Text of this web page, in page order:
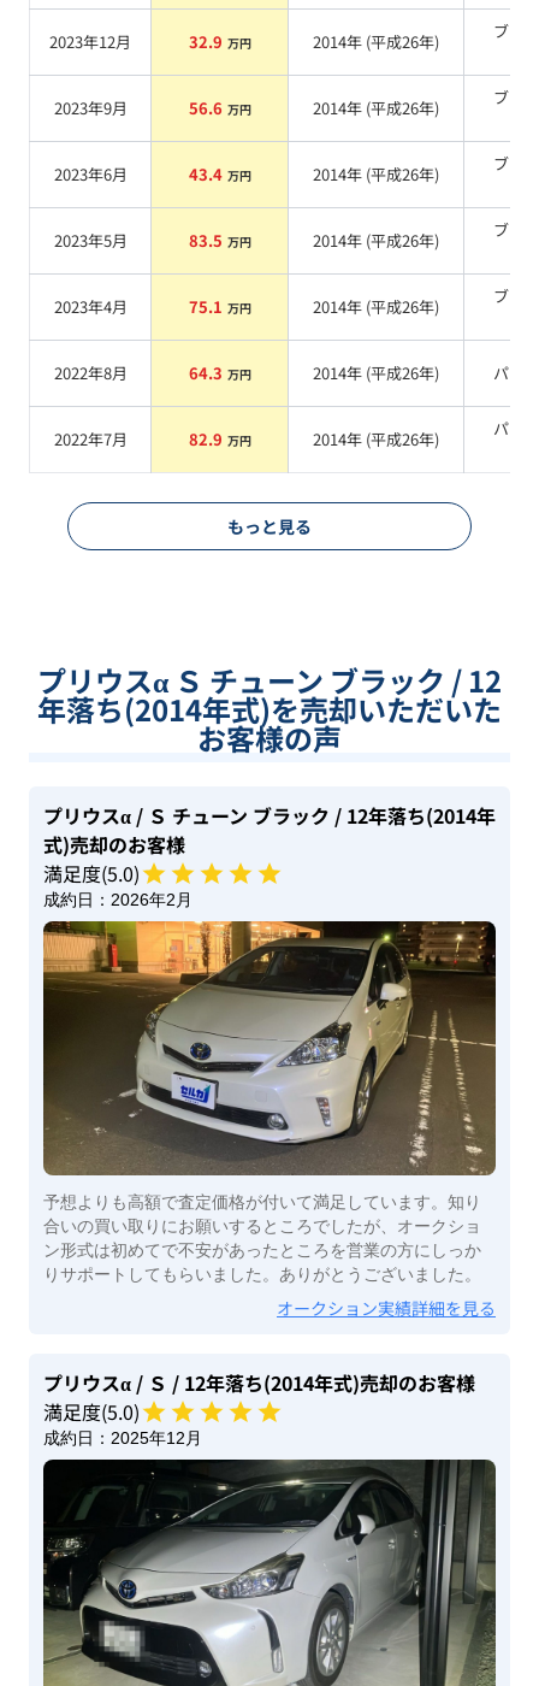
2023年12月 32.9 万円 2014年 (平成26年)
ブラ
2023年9月 56.6 万円 2014年 (平成26年)
ブラ
2023年6月 43.4 万円 2014年 (平成26年)
ブラ
2023年5月 83.5 万円 2014年 (平成26年)
ブラ
2023年4月 75.1 万円 2014年 (平成26年)
ブラ
2022年8月 64.3 万円 2014年 (平成26年) パール
2022年7月 82.9 万円 2014年 (平成26年)
パー
もっと見る
プリウスα Ｓ チューン ブラック / 12
年落ち(2014年式)を売却いただいた
お客様の声
プリウスα / Ｓ チューン ブラック / 12年落ち(2014年
式)売却のお客様
満足度(5.0)
成約日： 2026年2月
予想よりも高額で査定価格が付いて満足しています。知り
合いの買い取りにお願いするところでしたが、オークショ
ン形式は初めてで不安があったところを営業の方にしっか
りサポートしてもらいました。ありがとうございました。
オークション実績詳細を見る
プリウスα / Ｓ / 12年落ち(2014年式)売却のお客様
満足度(5.0)
成約日： 2025年12月